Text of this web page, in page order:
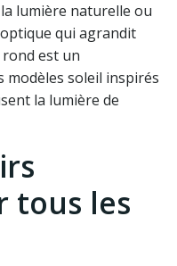
lumière naturelle ou
qui agrandit
rond est un
soleil inspirés
la lumière de
tous les